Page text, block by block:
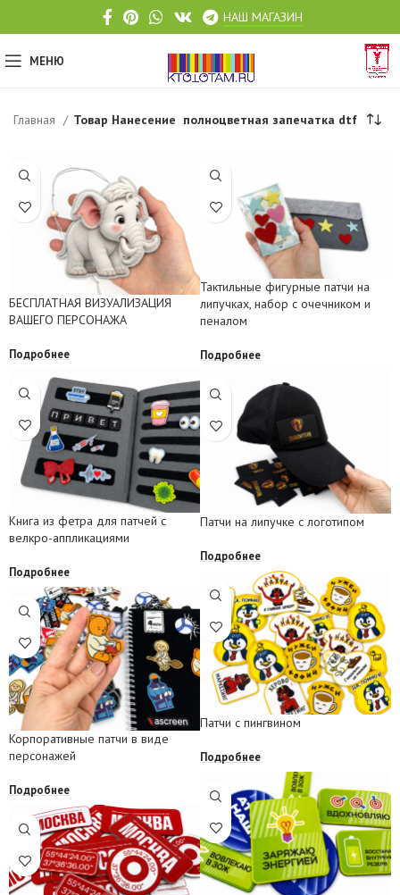
НАШ МАГАЗИН
МЕНЮ
Главная Товар Нанесение полноцветная запечатка dtf
БЕСПЛАТНАЯ ВИЗУАЛИЗАЦИЯ
ВАШЕГО ПЕРСОНАЖА
Подробнее
Тактильные фигурные патчи на
липучках, набор с очечником и
пеналом
Подробнее
Книга из фетра для патчей с
велкро-аппликациями
Подробнее
Патчи на липучке с логотипом
Подробнее
Патчи с пингвином
Подробнее
Корпоративные патчи в виде
персонажей
Подробнее